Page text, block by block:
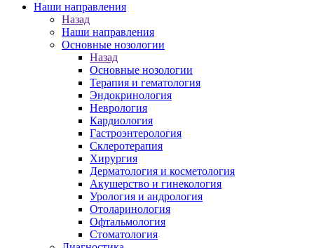
Наши направления
Назад
Наши направления
Основные нозологии
Назад
Основные нозологии
Терапия и гематология
Эндокринология
Неврология
Кардиология
Гастроэнтерология
Склеротерапия
Хирургия
Дерматология и косметология
Акушерство и гинекология
Урология и андрология
Отоларинология
Офтальмология
Стоматология